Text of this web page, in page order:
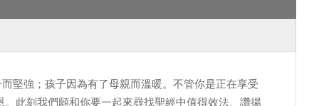
堅強；孩子因為有了母親而溫暖。不管你是正在享受
此刻我們願和你要一起來尋找聖經中值得效法、讚揚